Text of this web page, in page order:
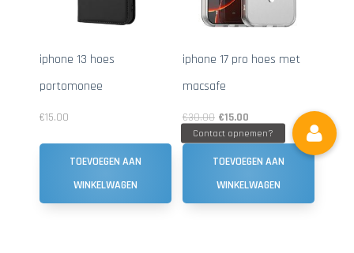
iphone 13 hoes
portomonee
€15.00
TOEVOEGEN AAN
WINKELWAGEN
iphone 17 pro hoes met
macsafe
€30.00 €15.00
TOEVOEGEN AAN
WINKELWAGEN